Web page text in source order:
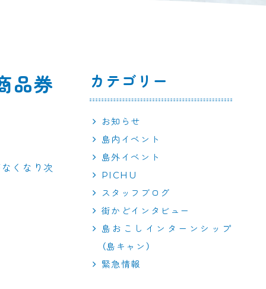
品券
くなり次
カテゴリー
お知らせ
島内イベント
島外イベント
PICHU
スタッフブログ
街かどインタビュー
島おこしインターンシップ
（島キャン）
緊急情報